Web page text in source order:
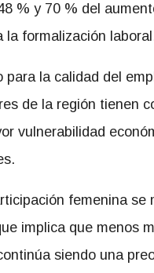
% y 70 % del
la formalización
para la calidad del
de la región tienen
vulnerabilidad
femenina
implica que menos
siendo una